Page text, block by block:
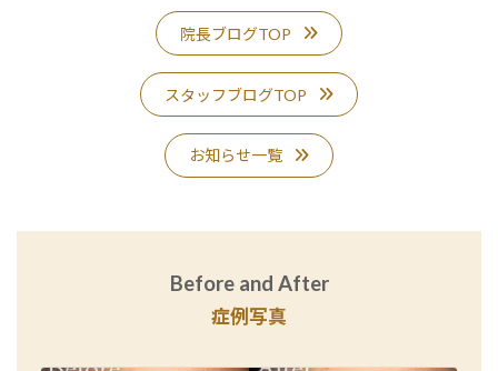
院長ブログTOP
スタッフブログTOP
お知らせ一覧
Before and After
症例写真